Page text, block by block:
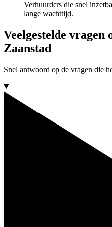
Verhuurders die snel
lange wachttijd.
Veelgestelde
Zaanstad
Snel antwoord op de vragen die